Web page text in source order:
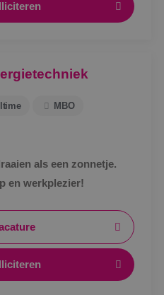
MBO
als een zonnetje.
en werkplezier!